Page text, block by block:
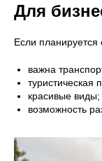
Для
Если
важна
туристическая
красивые виды;
возможность